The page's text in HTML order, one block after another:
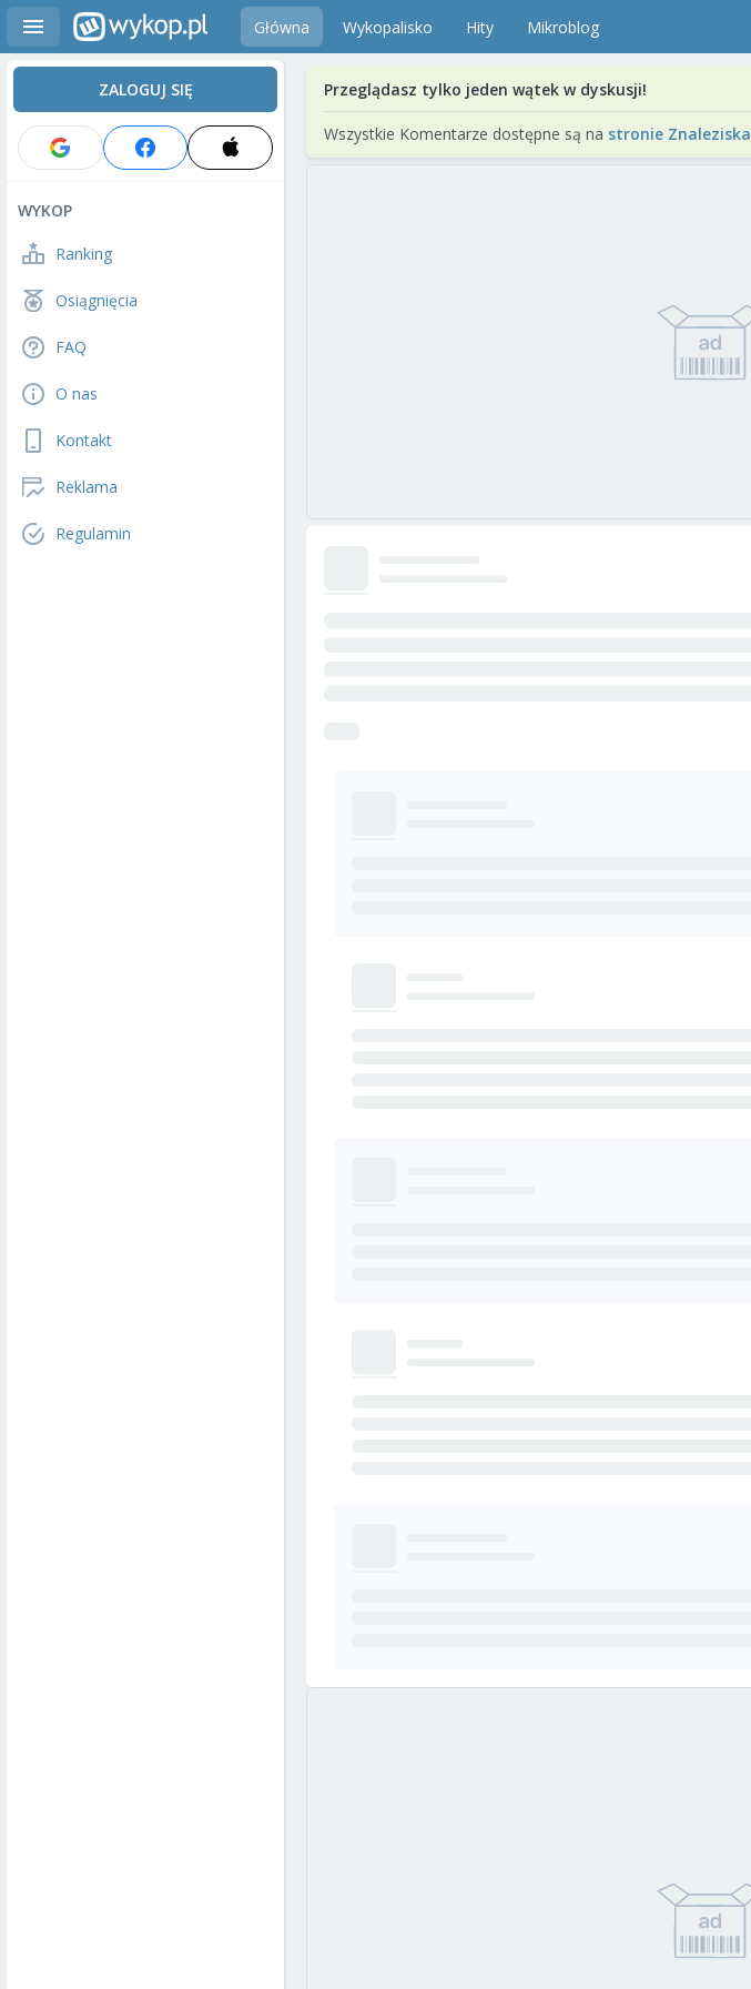
Główna Wykopalisko Hity Mikroblog
ZALOGUJ SIĘ
WYKOP
Ranking
Osiągnięcia
FAQ
O nas
Kontakt
Reklama
Regulamin
Przeglądasz tylko jeden wątek w dyskusji!
Wszystkie Komentarze dostępne są na stronie Znaleziska